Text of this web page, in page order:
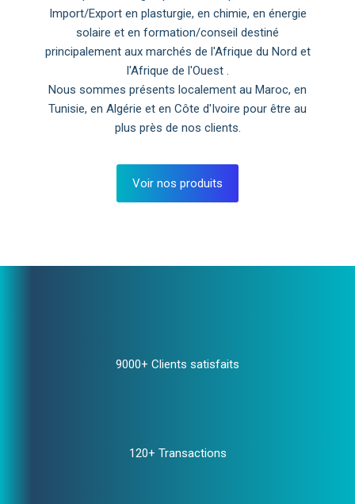
Import/Export en plasturgie, en chimie, en énergie
solaire et en formation/conseil destiné
principalement aux marchés de l'Afrique du Nord et
l'Afrique de l'Ouest .
Nous sommes présents localement au Maroc, en
Tunisie, en Algérie et en Côte d'Ivoire pour être au
plus près de nos clients.
Voir nos produits
9000+ Clients satisfaits
120+ Transactions